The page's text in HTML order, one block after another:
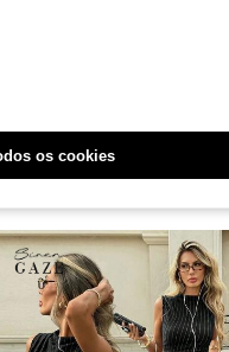
os cookies